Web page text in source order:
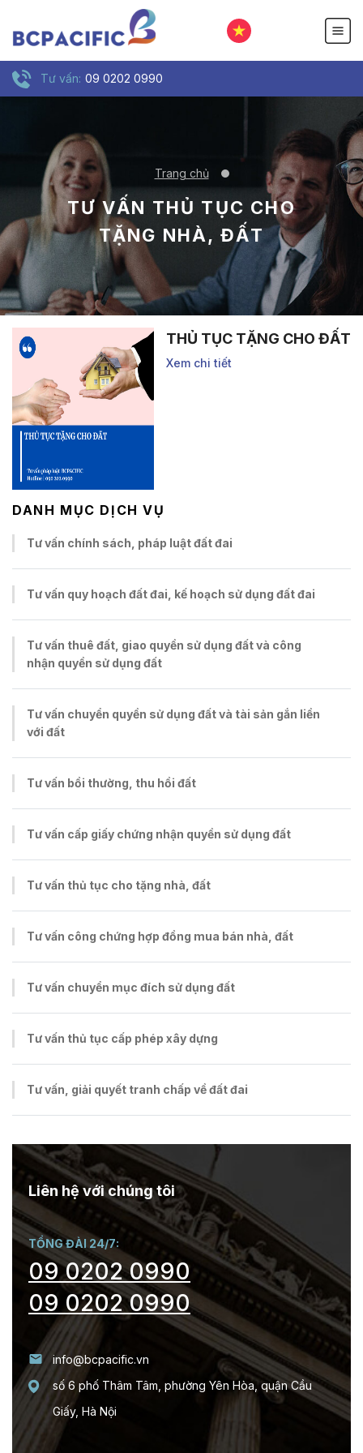
Tư vấn: 09 0202 0990
Trang chủ
TƯ VẤN THỦ TỤC CHO
TẶNG NHÀ, ĐẤT
DANH MỤC DỊCH VỤ
Tư vấn chính sách, pháp luật đất đai
Tư vấn quy hoạch đất đai, kế hoạch sử dụng đất đai
Tư vấn thuê đất, giao quyền sử dụng đất và công
nhận quyền sử dụng đất
Tư vấn chuyển quyền sử dụng đất và tài sản gắn liền
với đất
Tư vấn bồi thường, thu hồi đất
Tư vấn cấp giấy chứng nhận quyền sử dụng đất
Tư vấn thủ tục cho tặng nhà, đất
Tư vấn công chứng hợp đồng mua bán nhà, đất
Tư vấn chuyển mục đích sử dụng đất
Tư vấn thủ tục cấp phép xây dựng
Tư vấn, giải quyết tranh chấp về đất đai
Liên hệ với chúng tôi
TỔNG ĐÀI 24/7:
09 0202 0990
09 0202 0990
info@bcpacific.vn
số 6 phố Thâm Tâm, phường Yên Hòa, quận Cầu
Giấy, Hà Nội
THỦ TỤC TẶNG CHO ĐẤT
Xem chi tiết